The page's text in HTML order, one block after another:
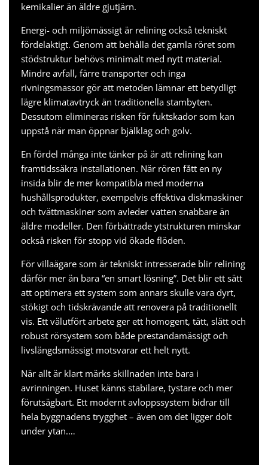
kemikalier än äldre gjutjärn.
Energi- och miljömässigt är relining också tekniskt
fördelaktigt. Genom att behålla det gamla röret som
stödstruktur behövs minimalt med nytt material.
Mindre avfall, färre transporter och inga
rivningsmassor gör att metoden lämnar ett betydligt
lägre klimatavtryck än traditionella stambyten.
Dessutom elimineras risken för fuktskador som kan
uppstå när man öppnar bjälklag och golv.
En fördel många inte tänker på är att relining kan
framtidssäkra installationen. När rören fått en ny
insida blir de mer kompatibla med moderna
hushållsprodukter, exempelvis effektiva diskmaskiner
och tvättmaskiner som avleder vatten snabbare än
äldre modeller. Den förbättrade ytstrukturen minskar
också risken för stopp vid ökade flöden.
För villaägare som är tekniskt intresserade blir relining
därför mer än bara “en smart lösning”. Det blir ett sätt
att optimera ett system som annars skulle vara dyrt,
stökigt och tidskrävande att renovera på traditionellt
vis. Ett välutfört arbete ger ett homogent, tätt, slätt och
robust rörsystem som både prestandamässigt och
livslängdsmässigt motsvarar ett helt nytt.
När allt är klart märks skillnaden inte bara i
avrinningen. Huset känns stabilare, tystare och mer
förutsägbart. Ett modernt avloppssystem bidrar till
hela byggnadens trygghet – även om det ligger dolt
under ytan.…